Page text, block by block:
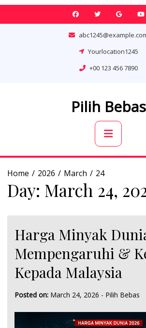
Skip
Yourlocation1245
+00 123 456 7890
Pilih Bebas
Primary
Menu
Home 2026 March 24
Day: March 24,
Harga Minyak
Mempengaruhi &
Kepada Malaysia
Posted on: March 24, 2026 - Pilih Bebas